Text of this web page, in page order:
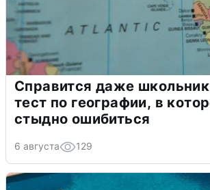
Справится даже
тест по географии, в
стыдно ошибиться
6 августа 129